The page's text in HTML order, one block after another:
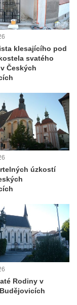
klesajícího pod
svatého
Českých
úzkostí
Rodiny v